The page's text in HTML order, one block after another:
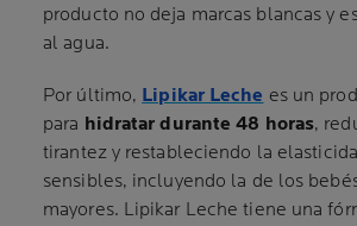
producto no deja marcas blancas y
al agua.
Por último, Lipikar Leche es un
para hidratar durante 48 horas,
tirantez y restableciendo la
sensibles, incluyendo la de los
mayores. Lipikar Leche tiene una